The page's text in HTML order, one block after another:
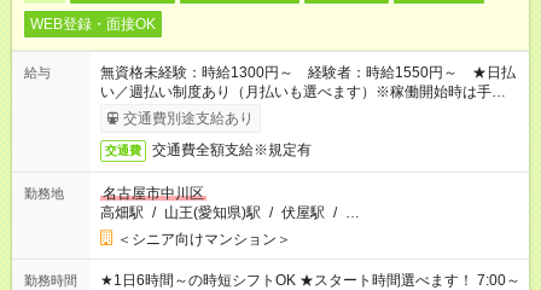
WEB登録・面接OK
給与
無資格未経験：時給1300円～ 経験者：時給1550円～ ★日払
い／週払い制度あり（月払いも選べます）※稼働開始時は手続き
完了次第のお支払いとなります。
交通費別途支給あり
交通費 交通費全額支給※規定有
勤務地
名古屋市中川区
高畑駅 / 山王(愛知県)駅 / 伏屋駅 / …
＜シニア向けマンション＞
勤務時間
★1日6時間～の時短シフトOK ★スタート時間選べます！ 7:00～